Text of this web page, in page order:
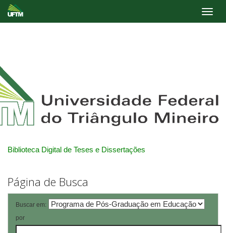
Biblioteca Digital de Teses e Dissertações
Página de Busca
Buscar em:
por